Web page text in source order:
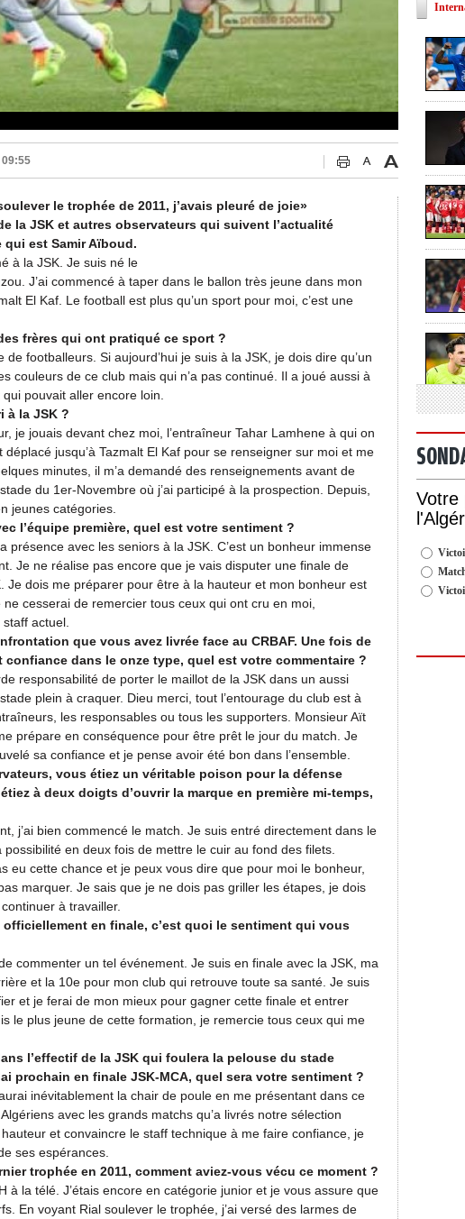
le trophée de 2011, j’avais pleuré de joie»
la JSK et autres observateurs qui suivent l’actualité
est Samir Aïboud.
à la JSK. Je suis né le
J’ai commencé à taper dans le ballon très jeune dans mon
El Kaf. Le football est plus qu’un sport pour moi, c’est une
frères qui ont pratiqué ce sport ?
de footballeurs. Si aujourd’hui je suis à la JSK, je dois dire qu’un
couleurs de ce club mais qui n’a pas continué. Il a joué aussi à
pouvait aller encore loin.
à la JSK ?
je jouais devant chez moi, l’entraîneur Tahar Lamhene à qui on
déplacé jusqu’à Tazmalt El Kaf pour se renseigner sur moi et me
minutes, il m’a demandé des renseignements avant de
du 1er-Novembre où j’ai participé à la prospection. Depuis,
jeunes catégories.
l’équipe première, quel est votre sentiment ?
présence avec les seniors à la JSK. C’est un bonheur immense
Je ne réalise pas encore que je vais disputer une finale de
Je dois me préparer pour être à la hauteur et mon bonheur est
cesserai de remercier tous ceux qui ont cru en moi,
actuel.
que vous avez livrée face au CRBAF. Une fois de
dans le onze type, quel est votre commentaire ?
responsabilité de porter le maillot de la JSK dans un aussi
plein à craquer. Dieu merci, tout l’entourage du club est à
les responsables ou tous les supporters. Monsieur Aït
prépare en conséquence pour être prêt le jour du match. Je
sa confiance et je pense avoir été bon dans l’ensemble.
vous étiez un véritable poison pour la défense
à deux doigts d’ouvrir la marque en première mi-temps,
j’ai bien commencé le match. Je suis entré directement dans le
possibilité en deux fois de mettre le cuir au fond des filets.
eu cette chance et je peux vous dire que pour moi le bonheur,
marquer. Je sais que je ne dois pas griller les étapes, je dois
à travailler.
en finale, c’est quoi le sentiment qui vous
commenter un tel événement. Je suis en finale avec la JSK, ma
et la 10e pour mon club qui retrouve toute sa santé. Je suis
et je ferai de mon mieux pour gagner cette finale et entrer
le plus jeune de cette formation, je remercie tous ceux qui me
l’effectif de la JSK qui foulera la pelouse du stade
prochain en finale JSK-MCA, quel sera votre sentiment ?
inévitablement la chair de poule en me présentant dans ce
avec les grands matchs qu’a livrés notre sélection
et convaincre le staff technique à me faire confiance, je
ses espérances.
trophée en 2011, comment aviez-vous vécu ce moment ?
à la télé. J’étais encore en catégorie junior et je vous assure que
En voyant Rial soulever le trophée, j’ai versé des larmes de
Votre